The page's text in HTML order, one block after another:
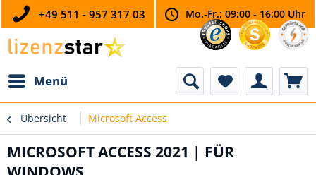
+49 511 - 957 317 03 Mo.-Fr.: 09:00 - 16:00 Uhr
Menü
Übersicht Microsoft Access
MICROSOFT ACCESS 2021 | FÜR